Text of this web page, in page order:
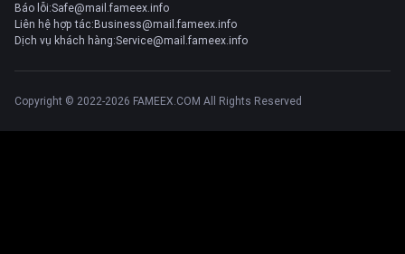
Báo lỗi:Safe@mail.fameex.info
Liên hệ hợp tác:Business@mail.fameex.info
Dịch vụ khách hàng:Service@mail.fameex.info
Copyright © 2022-2026 FAMEEX.COM All Rights Reserved